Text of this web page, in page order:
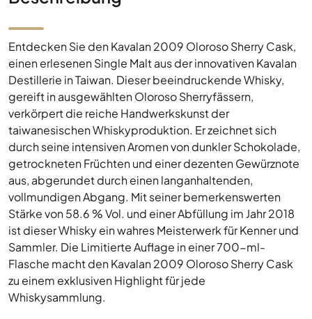
Entdecken Sie den Kavalan 2009 Oloroso Sherry Cask,
einen erlesenen Single Malt aus der innovativen Kavalan
Destillerie in Taiwan. Dieser beeindruckende Whisky,
gereift in ausgewählten Oloroso Sherryfässern,
verkörpert die reiche Handwerkskunst der
taiwanesischen Whiskyproduktion. Er zeichnet sich
durch seine intensiven Aromen von dunkler Schokolade,
getrockneten Früchten und einer dezenten Gewürznote
aus, abgerundet durch einen langanhaltenden,
vollmundigen Abgang. Mit seiner bemerkenswerten
Stärke von 58.6 % Vol. und einer Abfüllung im Jahr 2018
ist dieser Whisky ein wahres Meisterwerk für Kenner und
Sammler. Die Limitierte Auflage in einer 700-ml-
Flasche macht den Kavalan 2009 Oloroso Sherry Cask
zu einem exklusiven Highlight für jede
Whiskysammlung.